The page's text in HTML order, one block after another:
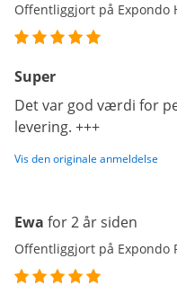
Offentliggjort på Expondo
Super
Det var god værdi for
levering. +++
Vis den originale anmeldelse
Ewa for 2 år siden
Offentliggjort på Expondo